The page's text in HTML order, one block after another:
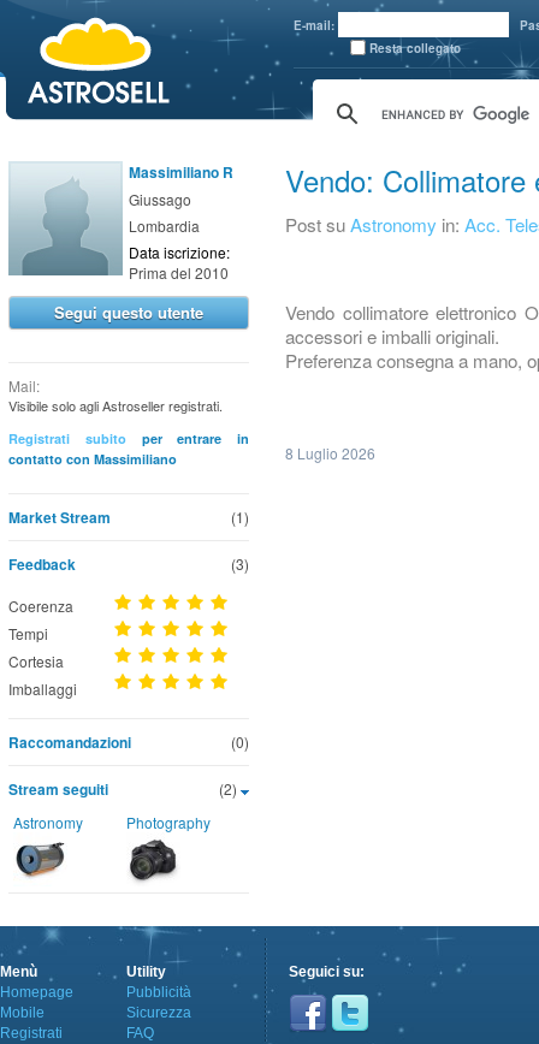
E-mail:
Resta collegato
Massimiliano R
Giussago
Lombardia
Data iscrizione:
Prima del 2010
Segui questo utente
Mail:
Visibile solo agli Astroseller registrati.
Registrati subitoper entrare in
contatto con Massimiliano
(1)
Market Stream
Feedback (3)
Coerenza
Tempi
Cortesia
Imballaggi
(0)
Raccomandazioni
(2)
Stream seguiti
Astronomy Photography
Vendo:
Post suAstronomy in: Acc.
Vendo collimatore elettronico
accessori e imballi originali.
Preferenza consegna a mano,
8 Luglio 2026
Menù
Homepage
Mobile
Registrati
Utility
Pubblicità
Sicurezza
FAQ
Seguici su: